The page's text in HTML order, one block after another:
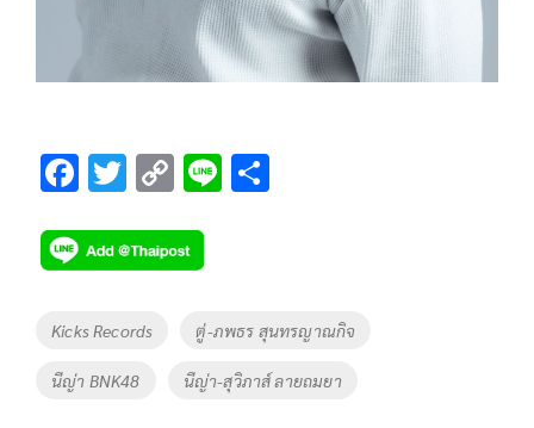
F
e
b
o
o
k
T
tt
er
C
p
y
Li
n
k
Li
Tags
Kicks Records ตู่-ภพธร สุนทรญาณกิจ
นีญ่า BNK48 นีญ่า-สุวิภาส์ ลายถมยา